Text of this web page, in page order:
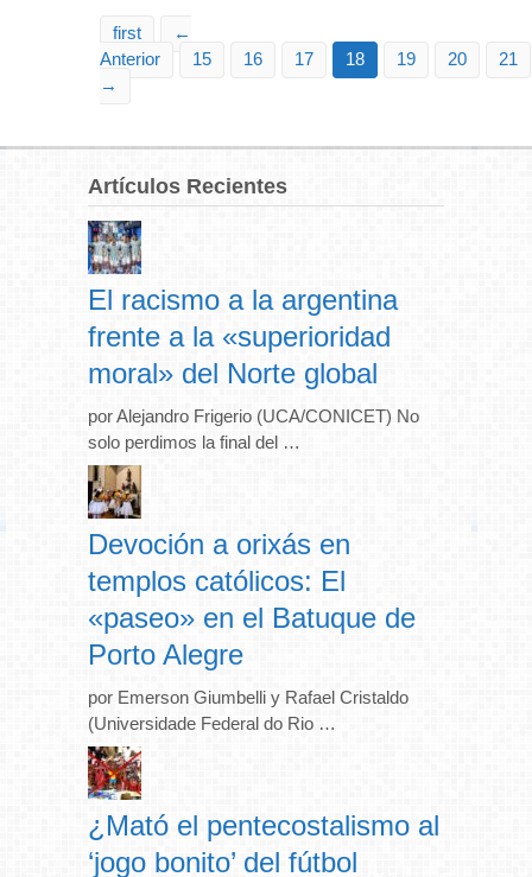
first
←
Anterior
15 16 17 18 19 20
21
→
Artículos Recientes
El racismo a la argentina
frente a la «superioridad
moral» del Norte global
por Alejandro Frigerio (UCA/CONICET) No
solo perdimos la final del …
Devoción a orixás en
templos católicos: El
«paseo» en el Batuque de
Porto Alegre
por Emerson Giumbelli y Rafael Cristaldo
(Universidade Federal do Rio …
¿Mató el pentecostalismo al
‘jogo bonito’ del fútbol